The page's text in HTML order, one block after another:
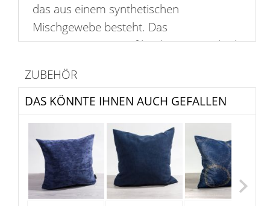
das aus einem synthetischen
Mischgewebe besteht. Das
Rautenmuster ist auf beiden Seiten gleich
geometrischen Formen eine moderne
Note. Bitte beachten Sie, dass der Bezug
nicht waschbar ist. Passende
Kissenfüllungen sind separat im Shop
erhältlich.
Ein geheimnisvoller, edler und dunkler
DAS KÖNNTE IHNEN AUCH GEFALLEN
ZUBEHÖR